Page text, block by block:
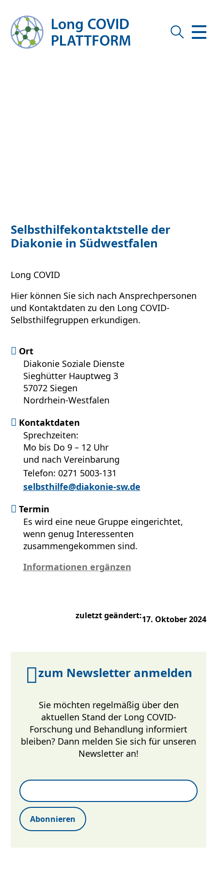
Selbsthilfekontaktstelle der
Diakonie in Südwestfalen
Long COVID
Hier können Sie sich nach Ansprechpersonen
und Kontaktdaten zu den Long COVID-
Selbsthilfegruppen erkundigen.
Ort
Diakonie Soziale Dienste
Sieghütter Hauptweg 3
57072 Siegen
Nordrhein-Westfalen
Kontaktdaten
Sprechzeiten:
Mo bis Do 9 – 12 Uhr
und nach Vereinbarung
Telefon: 0271 5003-131
selbsthilfe@diakonie-sw.de
Termin
Es wird eine neue Gruppe eingerichtet,
wenn genug Interessenten
zusammengekommen sind.
Informationen ergänzen
zuletzt geändert:17. Oktober 2024
zum Newsletter anmelden
Sie möchten regelmäßig über den
aktuellen Stand der Long COVID-
Forschung und Behandlung informiert
bleiben? Dann melden Sie sich für unseren
Newsletter an!